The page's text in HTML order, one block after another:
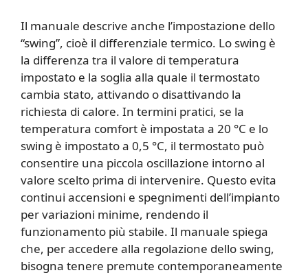
Il manuale descrive anche l’impostazione dello
“swing”, cioè il differenziale termico. Lo swing è
la differenza tra il valore di temperatura
impostato e la soglia alla quale il termostato
cambia stato, attivando o disattivando la
richiesta di calore. In termini pratici, se la
temperatura comfort è impostata a 20 °C e lo
swing è impostato a 0,5 °C, il termostato può
consentire una piccola oscillazione intorno al
valore scelto prima di intervenire. Questo evita
continui accensioni e spegnimenti dell’impianto
per variazioni minime, rendendo il
funzionamento più stabile. Il manuale spiega
che, per accedere alla regolazione dello swing,
bisogna tenere premute contemporaneamente